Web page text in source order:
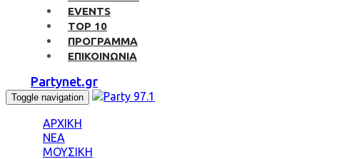
EVENTS
TOP 10
ΠΡΟΓΡΑΜΜΑ
ΕΠΙΚΟΙΝΩΝΙΑ
Partynet.gr
Toggle navigation
ΑΡΧΙΚΗ
ΝΕΑ
ΜΟΥΣΙΚΗ